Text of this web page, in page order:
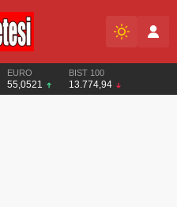
EURO
55,0521
BIST 100
13.774,94